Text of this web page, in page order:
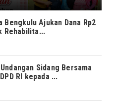
Bengkulu Ajukan Dana Rp2
Rehabilita...
Sidang Bersama
RI kepada ...